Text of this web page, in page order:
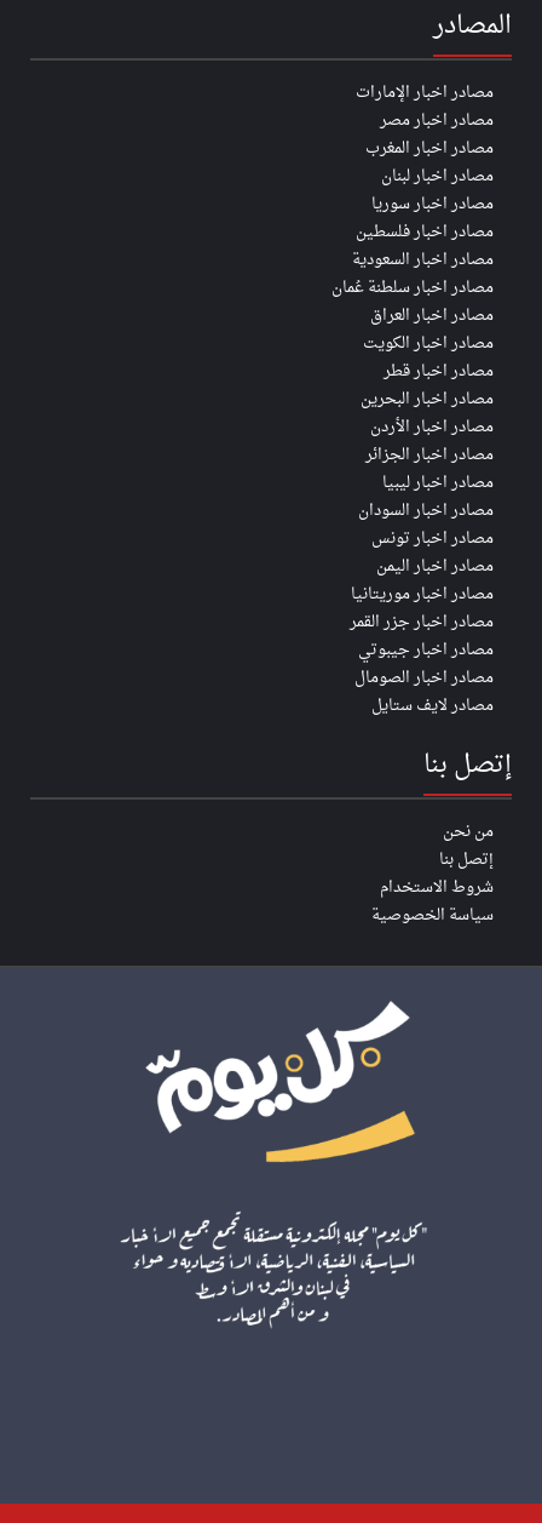
المصادر
مصادر اخبار الإمارات
مصادر اخبار مصر
مصادر اخبار المغرب
مصادر اخبار لبنان
مصادر اخبار سوريا
مصادر اخبار فلسطين
مصادر اخبار السعودية
مصادر اخبار سلطنة عُمان
مصادر اخبار العراق
مصادر اخبار الكويت
مصادر اخبار قطر
مصادر اخبار البحرين
مصادر اخبار الأردن
مصادر اخبار الجزائر
مصادر اخبار ليبيا
مصادر اخبار السودان
مصادر اخبار تونس
مصادر اخبار اليمن
مصادر اخبار موريتانيا
مصادر اخبار جزر القمر
مصادر اخبار جيبوتي
مصادر اخبار الصومال
مصادر لايف ستايل
إتصل بنا
من نحن
إتصل بنا
شروط الاستخدام
سياسة الخصوصية